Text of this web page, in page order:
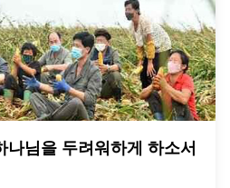
님을 두려워하게 하소서